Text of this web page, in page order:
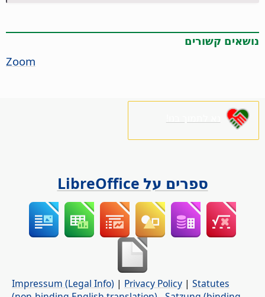
נושאים קשורים
Zoom
ספרים על LibreOffice
Impressum (Legal Info) | Privacy Policy | Statutes